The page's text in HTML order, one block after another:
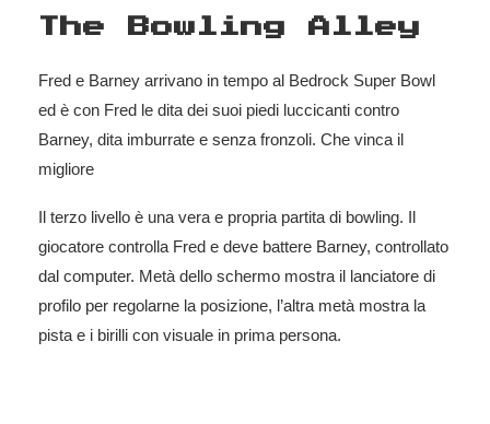
The Bowling Alley
Fred e Barney arrivano in tempo al Bedrock Super Bowl
ed è con Fred le dita dei suoi piedi luccicanti contro
Barney, dita imburrate e senza fronzoli. Che vinca il
migliore
Il terzo livello è una vera e propria partita di bowling. Il
giocatore controlla Fred e deve battere Barney, controllato
dal computer. Metà dello schermo mostra il lanciatore di
profilo per regolarne la posizione, l’altra metà mostra la
pista e i birilli con visuale in prima persona.